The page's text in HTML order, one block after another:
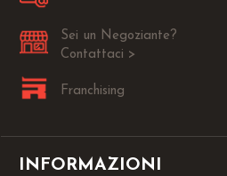
Sei un Negoziante?
Contattaci >
Franchising
INFORMAZIONI